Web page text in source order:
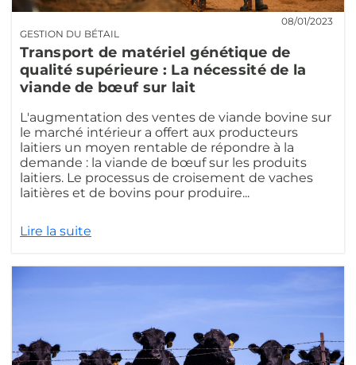
GESTION DU BÉTAIL
08/01/2023
Transport de matériel génétique de
qualité supérieure : La nécessité de la
viande de bœuf sur lait
L'augmentation des ventes de viande bovine sur
le marché intérieur a offert aux producteurs
laitiers un moyen rentable de répondre à la
demande : la viande de bœuf sur les produits
laitiers. Le processus de croisement de vaches
laitières et de bovins pour produire...
Lire la suite